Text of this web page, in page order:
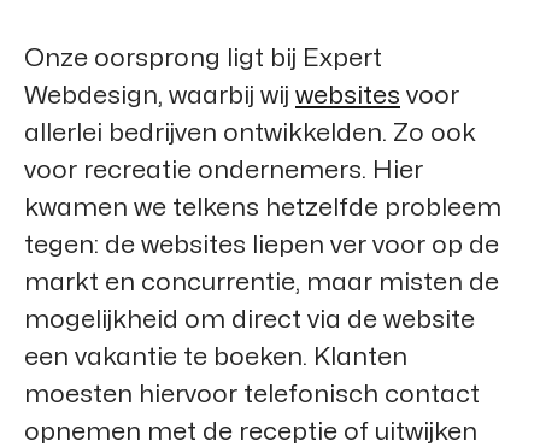
Onze oorsprong ligt bij Expert
Webdesign, waarbij wij websites voor
allerlei bedrijven ontwikkelden. Zo ook
voor recreatie ondernemers. Hier
kwamen we telkens hetzelfde probleem
tegen: de websites liepen ver voor op de
markt en concurrentie, maar misten de
mogelijkheid om direct via de website
een vakantie te boeken. Klanten
moesten hiervoor telefonisch contact
opnemen met de receptie of uitwijken